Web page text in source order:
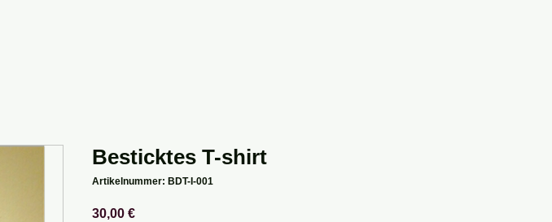
Besticktes T-shirt
Artikelnummer: BDT-I-001
30,00 €Preis